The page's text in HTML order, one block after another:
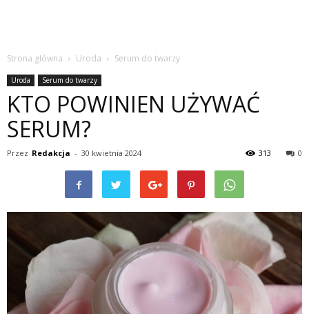
Strona główna Uroda Serum do twarzy
Uroda Serum do twarzy
KTO POWINIEN UŻYWAĆ
SERUM?
Przez Redakcja - 30 kwietnia 2024 0
313